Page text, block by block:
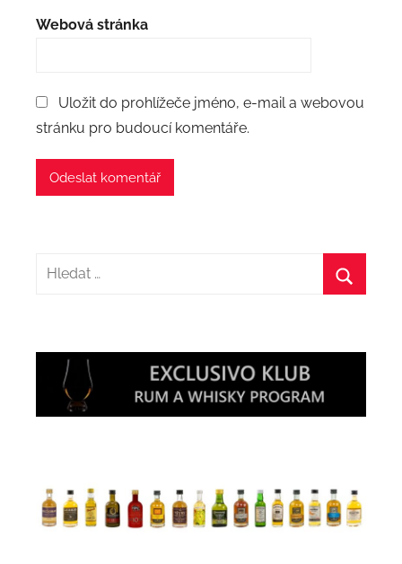
Webová stránka
Uložit do prohlížeče jméno, e-mail a webovou
stránku pro budoucí komentáře.
Hledat: